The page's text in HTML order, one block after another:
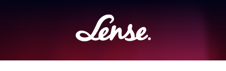
Lense